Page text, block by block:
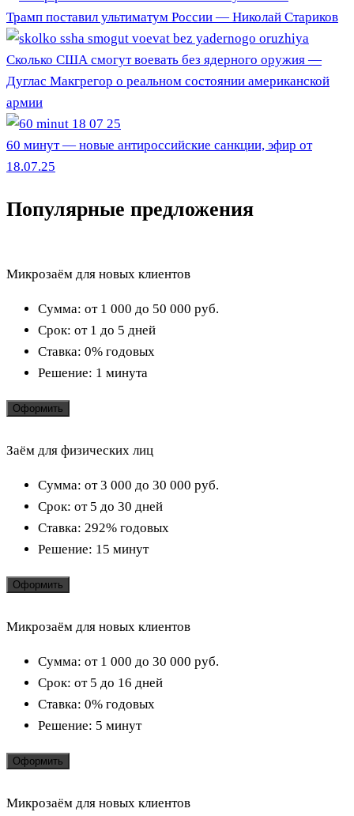
Трамп поставил ультиматум России — Николай Стариков
Сколько США смогут воевать без ядерного оружия —
Дуглас Макгрегор о реальном состоянии американской
армии
60 минут — новые антироссийские санкции, эфир от
18.07.25
Популярные предложения
Микрозаём для новых клиентов
Сумма: от 1 000 до 50 000 руб.
Срок: от 1 до 5 дней
Ставка: 0% годовых
Решение: 1 минута
Оформить
Заём для физических лиц
Сумма: от 3 000 до 30 000 руб.
Срок: от 5 до 30 дней
Ставка: 292% годовых
Решение: 15 минут
Оформить
Микрозаём для новых клиентов
Сумма: от 1 000 до 30 000 руб.
Срок: от 5 до 16 дней
Ставка: 0% годовых
Решение: 5 минут
Оформить
Микрозаём для новых клиентов